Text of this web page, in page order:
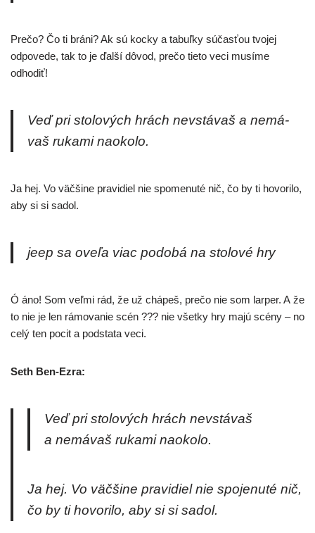
Prečo? Čo ti brá­ni? Ak sú koc­ky a tabuľ­ky súčas­ťou tvo­jej
odpo­ve­de, tak to je ďal­ší dôvod, pre­čo tie­to veci musí­me
odhodiť!
Veď pri sto­lo­vých hrách nevs­tá­vaš a nemá­
vaš ruka­mi naokolo.
Ja hej. Vo väč­ši­ne pra­vi­diel nie spo­me­nu­té nič, čo by ti hovo­ri­lo,
aby si si sadol.
jeep sa ove­ľa viac podo­bá na sto­lo­vé hry
Ó áno! Som veľ­mi rád, že už chá­peš, pre­čo nie som lar­per. A že
to nie je len rámo­va­nie scén ??? nie všet­ky hry majú scé­ny – no
celý ten pocit a pod­sta­ta veci.
Seth Ben-Ezra:
Veď pri sto­lo­vých hrách nevs­tá­vaš
a nemá­vaš ruka­mi naokolo.
Ja hej. Vo väč­ši­ne pra­vi­diel nie spo­je­nu­té nič,
čo by ti hovo­ri­lo, aby si si sadol.